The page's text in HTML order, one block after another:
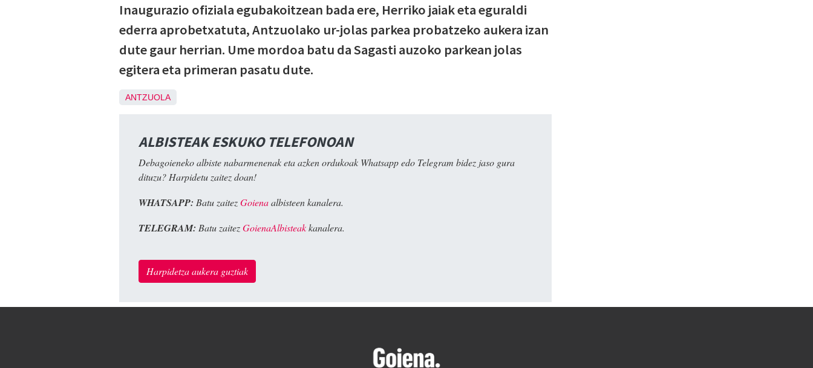
Inaugurazio ofiziala egubakoitzean bada ere, Herriko jaiak eta eguraldi
ederra aprobetxatuta, Antzuolako ur-jolas parkea probatzeko aukera izan
dute gaur herrian. Ume mordoa batu da Sagasti auzoko parkean jolas
egitera eta primeran pasatu dute.
ANTZUOLA
ALBISTEAK ESKUKO TELEFONOAN
Debagoieneko albiste nabarmenenak eta azken ordukoak Whatsapp edo Telegram bidez jaso gura
dituzu? Harpidetu zaitez doan!
WHATSAPP: Batu zaitezGoienaalbisteen kanalera.
TELEGRAM: Batu zaitezGoienaAlbisteakkanalera.
Harpidetza aukera guztiak